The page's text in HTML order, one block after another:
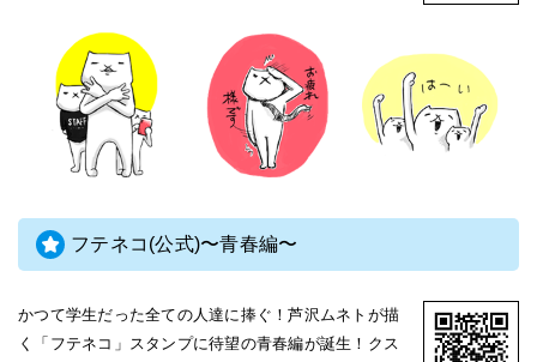
フテネコ(公式)〜青春編〜
かつて学生だった全ての人達に捧ぐ！芦沢ムネトが描
く「フテネコ」スタンプに待望の青春編が誕生！クス